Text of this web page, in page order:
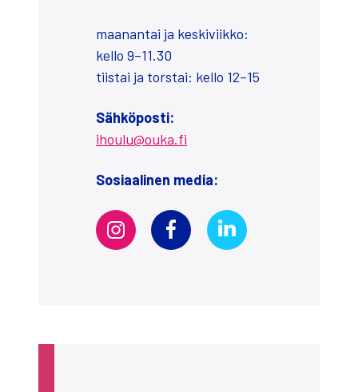
maa­nan­tai ja kes­ki­viik­ko:
kel­lo 9–11.30
tiis­tai ja tors­tai: kel­lo 12–15
Säh­kö­pos­ti:
ihoulu@ouka.fi
Sosi­aa­li­nen media: